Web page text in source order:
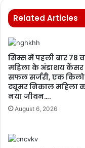
Related Articles
सिम्स में पहली बार 78
महिला के अंडाशय कैंसर
सफल सर्जरी, एक
ट्यूमर निकाल महिला
नया जीवन….
August 6, 2026